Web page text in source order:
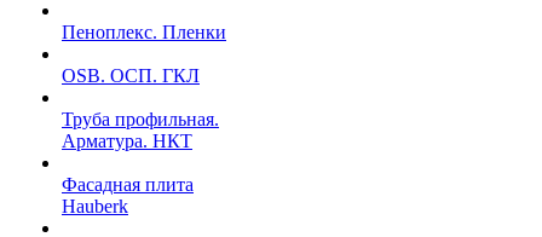
Пеноплекс. Пленки
OSB. ОСП. ГКЛ
Труба профильная.
Арматура. НКТ
Фасадная плита
Hauberk